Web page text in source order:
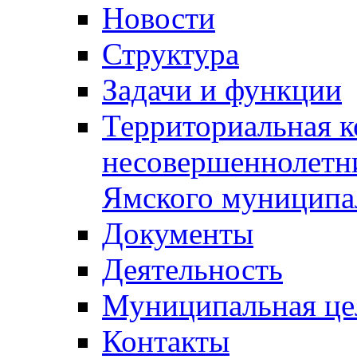
Новости
Структура
Задачи и функции
Территориальная
Ямского
Документы
Деятельность
Муниципальная
Контакты